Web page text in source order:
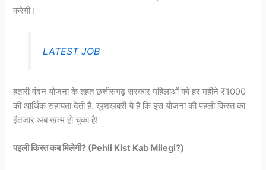
करेगी।
LATEST JOB
हतारी वंदन योजना के तहत छत्तीसगढ़ सरकार महिलाओं को हर महीने ₹1000
की आर्थिक सहायता देती है. खुशखबरी ये है कि इस योजना की पहली किस्त का
इंतजार अब खत्म हो चुका है!
पहली किस्त कब मिलेगी? (Pehli Kist Kab Milegi?)